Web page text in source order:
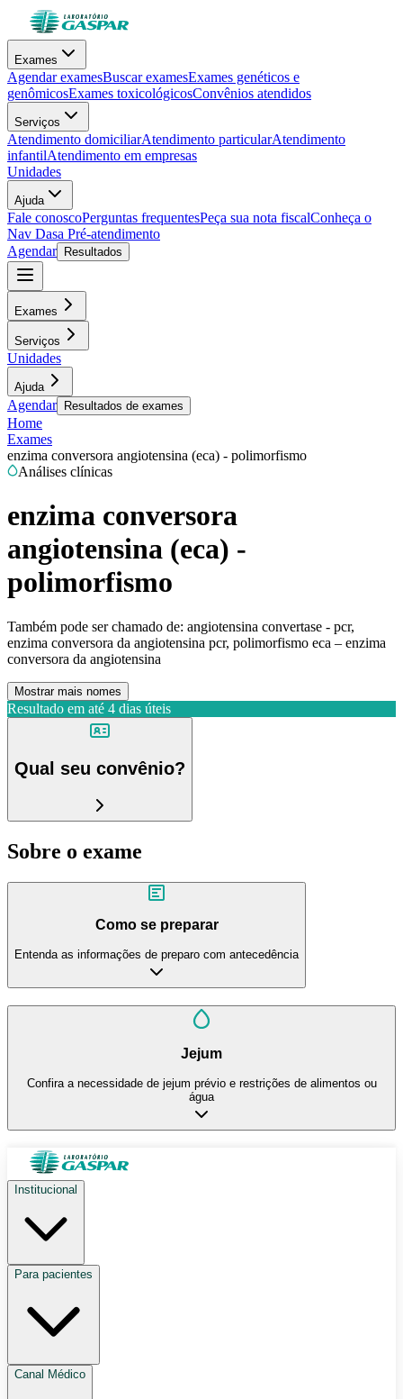
Exames
Agendar examesBuscar examesExames genéticos e
genômicosExames toxicológicosConvênios atendidos
Serviços
Atendimento domiciliarAtendimento particularAtendimento
infantilAtendimento em empresas
Unidades
Ajuda
Fale conoscoPerguntas frequentesPeça sua nota fiscalConheça o
Nav Dasa Pré-atendimento
Agendar
Resultados
Exames
Serviços
Unidades
Ajuda
Agendar Resultados de exames
Home
Exames
enzima conversora angiotensina (eca) - polimorfismo
Análises clínicas
enzima conversora
angiotensina (eca) -
polimorfismo
Também pode ser chamado de: angiotensina convertase - pcr,
enzima conversora da angiotensina pcr, polimorfismo eca – enzima
conversora da angiotensina
Mostrar mais nomes
Resultado em até 4 dias úteis
Qual seu convênio?
Sobre o exame
Como se preparar
Entenda as informações de preparo com antecedência
Jejum
Confira a necessidade de jejum prévio e restrições de alimentos ou
água
Institucional
Para pacientes
Canal Médico